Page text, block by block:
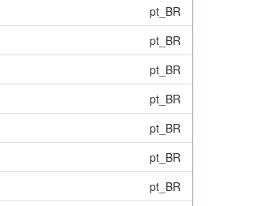
pt_BR
pt_BR
pt_BR
pt_BR
pt_BR
pt_BR
pt_BR